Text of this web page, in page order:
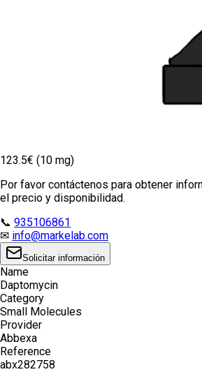
123.5€ (10 mg)
Por favor contáctenos para obtener
el precio y disponibilidad.
📞 935106861
✉ info@markelab.com
Solicitar información
Name
Daptomycin
Category
Small Molecules
Provider
Abbexa
Reference
abx282758